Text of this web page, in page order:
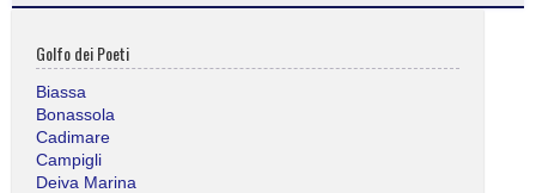
Golfo dei Poeti
Biassa
Bonassola
Cadimare
Campigli
Deiva Marina